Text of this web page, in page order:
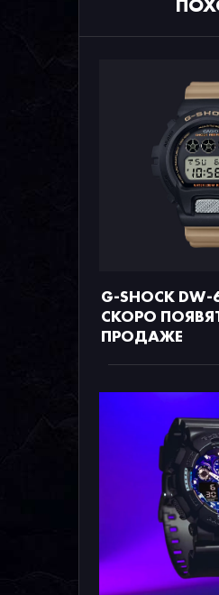
G-SHOCK
СКОРО
ПРОДАЖЕ